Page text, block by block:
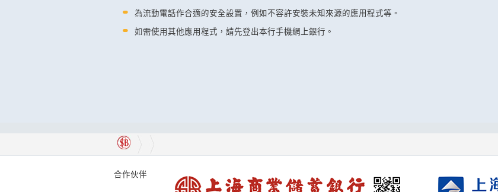
為流動電話作合適的安全設置，例如不容許安裝未知來源的應用程式等。
如需使用其他應用程式，請先登出本行手機網上銀行。
合作伙伴